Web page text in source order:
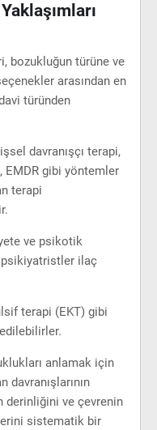
bozukluğun türüne ve
arasından en
türünden
davranışçı terapi,
gibi yöntemler
terapi
ve psikotik
psikiyatristler ilaç
terapi (EKT) gibi
anlamak için
davranışlarının
derinliğini ve çevrenin
sistematik bir